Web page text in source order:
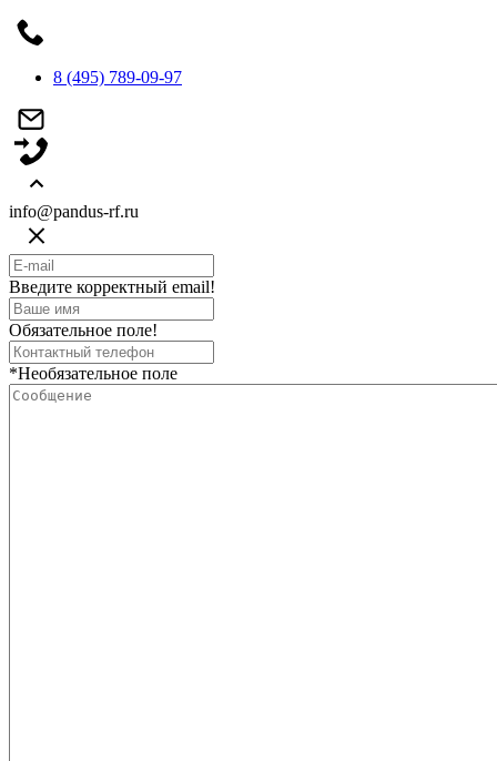
8 (495) 789-09-97
info@pandus-rf.ru
Введите корректный email!
Обязательное поле!
*Необязательное поле